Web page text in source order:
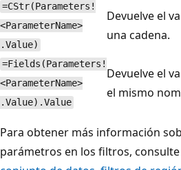
=CStr(Parameters!
<ParameterName>
.Value)
Devuelve el
una cadena.
=Fields(Parameters!
<ParameterName>
.Value).Value
Devuelve el
el mismo
Para obtener más información
parámetros en los filtros, consulte